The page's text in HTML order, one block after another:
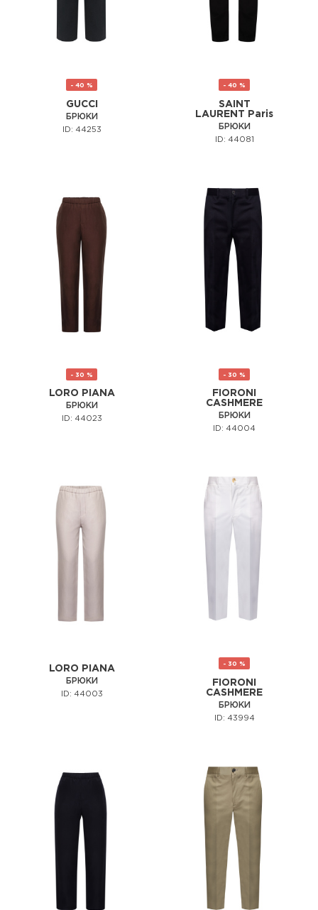
- 40 %
GUCCI
БРЮКИ
ID: 44253
- 40 %
SAINT
LAURENT Paris
БРЮКИ
ID: 44081
- 30 %
LORO PIANA
БРЮКИ
ID: 44023
- 30 %
FIORONI
CASHMERE
БРЮКИ
ID: 44004
LORO PIANA
БРЮКИ
ID: 44003
- 30 %
FIORONI
CASHMERE
БРЮКИ
ID: 43994